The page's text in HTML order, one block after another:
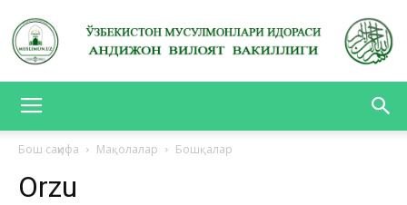
Бош саҳифа Мақолалар Бошқалар
Orzu